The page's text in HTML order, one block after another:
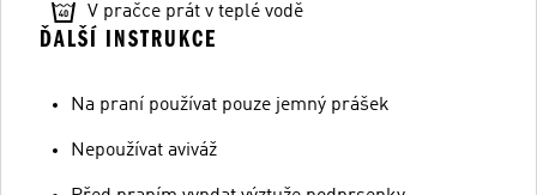
V pračce prát v teplé vodě
ĎALŠÍ INSTRUKCE
Na praní používat pouze jemný prášek
Nepoužívat aviváž